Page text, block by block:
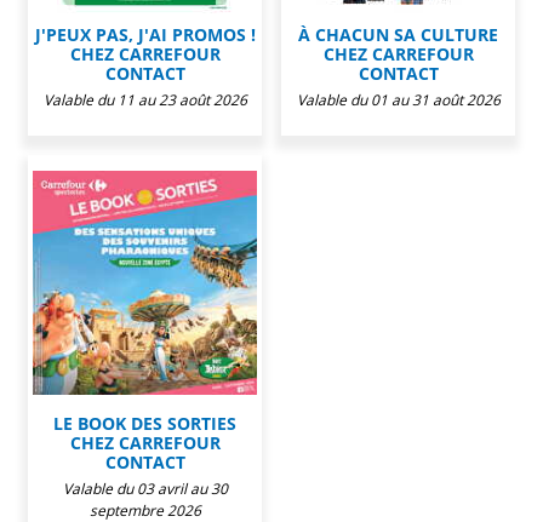
J'PEUX PAS, J'AI PROMOS !
CHEZ CARREFOUR
CONTACT
Valable du 11 au 23 août 2026
À CHACUN SA CULTURE
CHEZ CARREFOUR
CONTACT
Valable du 01 au 31 août 2026
LE BOOK DES SORTIES
CHEZ CARREFOUR
CONTACT
Valable du 03 avril au 30
septembre 2026